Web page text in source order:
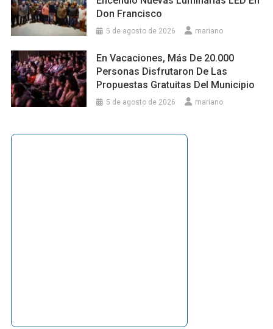
Don Francisco
5 de agosto de 2026 mariano
En Vacaciones, Más De 20.000
Personas Disfrutaron De Las
Propuestas Gratuitas Del Municipio
5 de agosto de 2026 mariano